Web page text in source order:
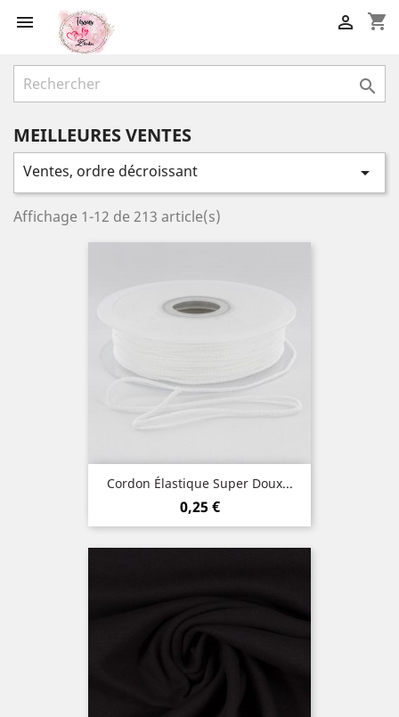
 shopping_cart


MEILLEURES VENTES
Ventes, ordre décroissant 
Affichage 1-12 de 213 article(s)
Cordon Élastique Super Doux...
Prix
0,25 €